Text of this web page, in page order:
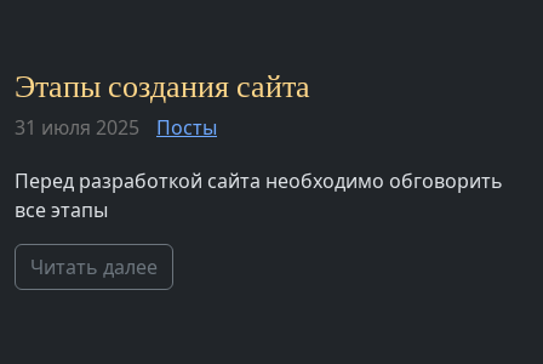
Этапы создания сайта
31 июля 2025
Посты
Перед разработкой сайта необходимо обговорить
все этапы
Читать далее